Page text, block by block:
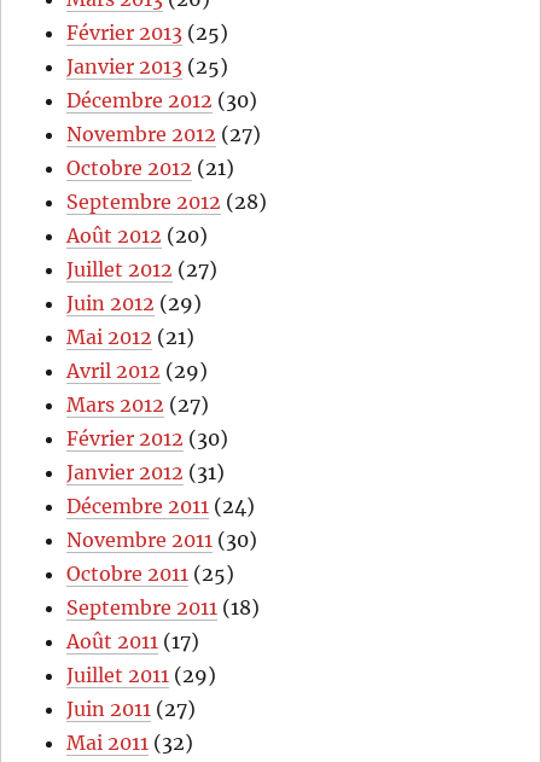
Février 2013 (25)
Janvier 2013 (25)
Décembre 2012 (30)
Novembre 2012 (27)
Octobre 2012 (21)
Septembre 2012 (28)
Août 2012 (20)
Juillet 2012 (27)
Juin 2012 (29)
Mai 2012 (21)
Avril 2012 (29)
Mars 2012 (27)
Février 2012 (30)
Janvier 2012 (31)
Décembre 2011 (24)
Novembre 2011 (30)
Octobre 2011 (25)
Septembre 2011 (18)
Août 2011 (17)
Juillet 2011 (29)
Juin 2011 (27)
Mai 2011 (32)